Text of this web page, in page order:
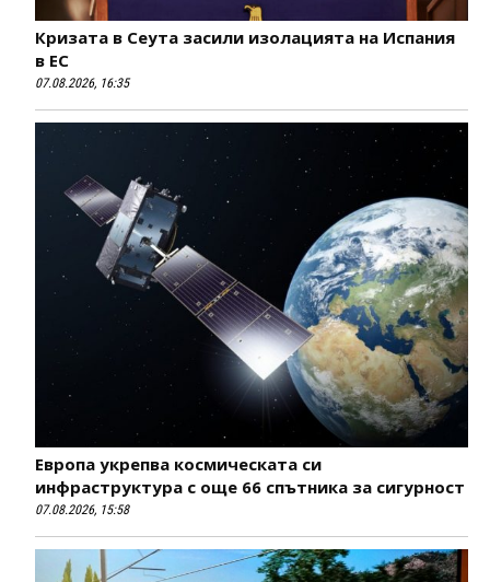
Кризата в Сеута засили изолацията на Испания
в ЕС
07.08.2026, 16:35
Европа укрепва космическата си
инфраструктура с още 66 спътника за сигурност
07.08.2026, 15:58